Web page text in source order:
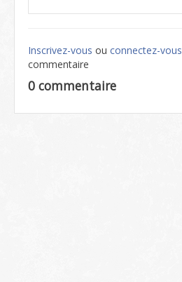
Inscrivez-vous ou connectez-vous
commentaire
0 commentaire